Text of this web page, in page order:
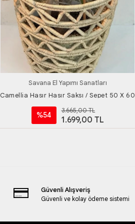
Savana El Yapımı Sanatları
Camellia Hasır Hasır Saksı / Sepet 50 X 60
%54
3.665,00 TL
1.699,00 TL
Güvenli Alışveriş
Güvenli ve kolay ödeme sistemi